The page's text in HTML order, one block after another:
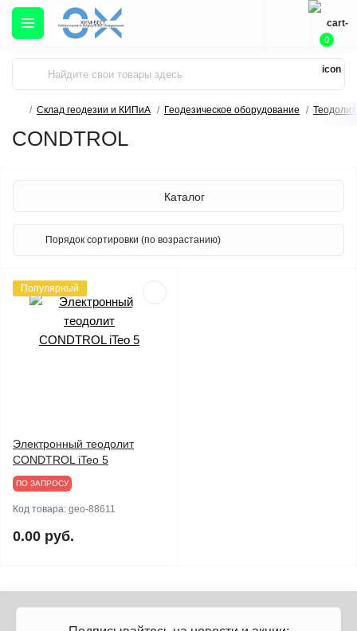
0
Склад геодезии и КИПиА Геодезическое оборудование
CONDTROL
Каталог
Популярный
Электронный теодолит
CONDTROL iTeo 5
ПО ЗАПРОСУ
Код товара: geo-88611
0.00 руб.